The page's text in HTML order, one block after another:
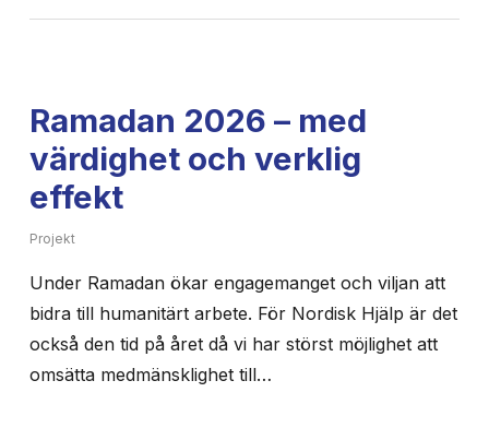
Ramadan 2026 – med
värdighet och verklig
effekt
Projekt
Under Ramadan ökar engagemanget och viljan att
bidra till humanitärt arbete. För Nordisk Hjälp är det
också den tid på året då vi har störst möjlighet att
omsätta medmänsklighet till…